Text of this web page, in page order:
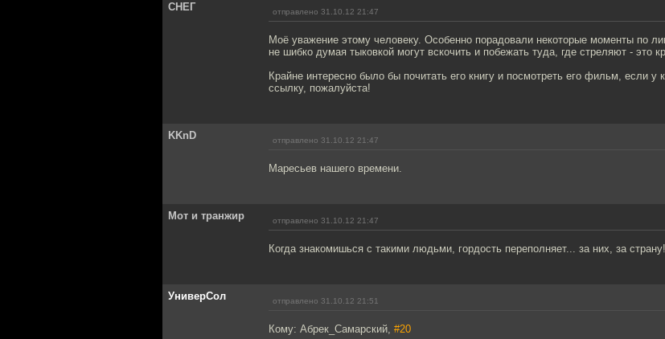
СНЕГ отправлено 31.10.12 21:47
Моё уважение этому человеку. Особенно порадовали некоторые моменты по
не шибко думая тыковкой могут вскочить и побежать туда, где стреляют - это
Крайне интересно было бы почитать его книгу и посмотреть его фильм, если у
ссылку, пожалуйста!
KKnD отправлено 31.10.12 21:47
Маресьев нашего времени.
Мот и транжир отправлено 31.10.12 21:47
Когда знакомишься с такими людьми, гордость переполняет... за них, за страну!
УниверСол отправлено 31.10.12 21:51
Кому: Абрек_Самарский, #20